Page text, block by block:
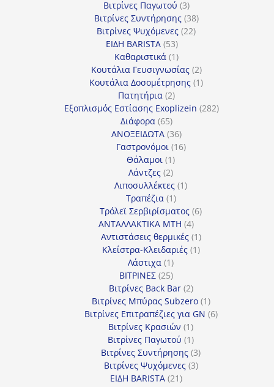
προϊόντα
Βιτρίνες Παγωτού 33
προϊόντα
Βιτρίνες Συντήρησης 3838
προϊόντα
Βιτρίνες Ψυχόμενες 2222
ΕΙΔΗ BARISTA 5353
προϊόντα
Καθαριστικά 11
προϊόν
Κουτάλια Γευσιγνωσίας 22
προϊόντα
Κουτάλια Δοσομέτρησης 11
Πατητήρια 22
προϊόντα
Εξοπλισμός Εστίασης Exoplizein 282282
Διάφορα 6565
προϊόντα
ΑΝΟΞΕΙΔΩΤΑ 3636
προϊόντα
Γαστρονόμοι 1616
Θάλαμοι 11
προϊόν
Λάντζες 22
προϊόντα
Λιποσυλλέκτες 11
Τραπέζια 11
προϊόν
Τρόλεϊ Σερβιρίσματος 66
ΑΝΤΑΛΛΑΚΤΙΚΑ MTH 44
προϊόντα
Αντιστάσεις θερμικές 11
προϊόν
Κλείστρα-Κλειδαριές 11
Λάστιχα 11
προϊόν
ΒΙΤΡΙΝΕΣ 2525
προϊόντα
Βιτρίνες Back Bar 22
προϊόντα
Βιτρίνες Mπύρας Subzero 11
προϊόν
Βιτρίνες Επιτραπέζιες για GN 66
Βιτρίνες Κρασιών 11
προϊόν
Βιτρίνες Παγωτού 11
προϊόν
Βιτρίνες Συντήρησης 33
προϊόντα
Βιτρίνες Ψυχόμενες 33
ΕΙΔΗ BARISTA 2121